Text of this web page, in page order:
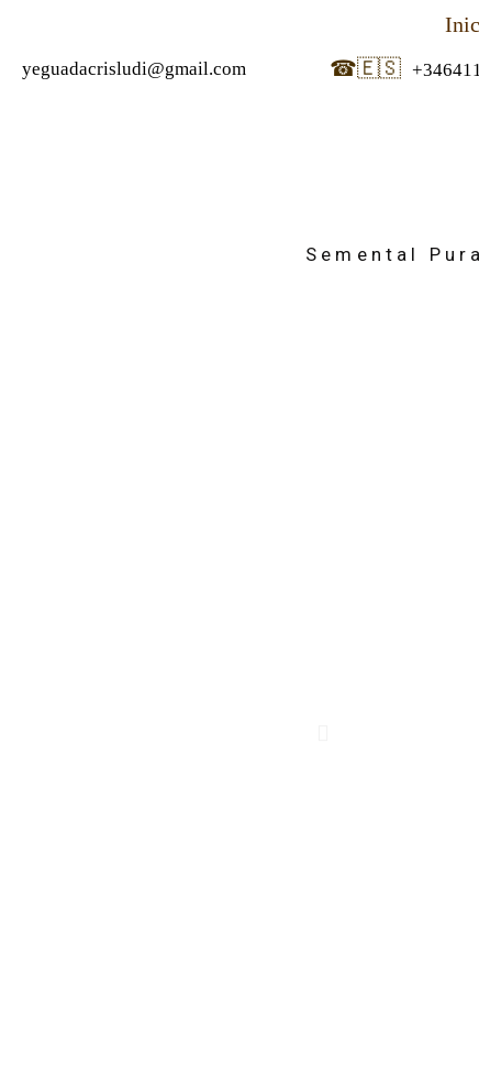
yeguadacrisludi@gmail.com ☎🇪🇸
Semental